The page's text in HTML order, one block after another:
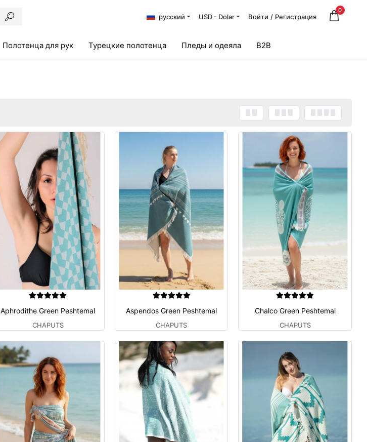
русский USD - Dolar Войти / Регистрация
0
Полотенца для рук Турецкие полотенца Пледы и одеяла B2B
Aphrodithe Green Peshtemal
CHAPUTS
Aspendos Green Peshtemal
CHAPUTS
Chalco Green Peshtemal
CHAPUTS